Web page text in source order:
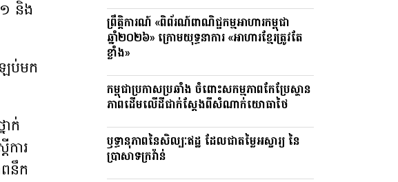
និង​
ឡប់មក​
ក់
ការ​
នឹក
ព្រឹត្តិការណ៍ «ពិព័រណ៍ពាណិជ្ជកម្មអាហារកម្ពុជា
ឆ្នាំ២០២៦» ក្រោមយុទ្ធនាការ «អាហារខ្មែរត្រូវតែ
ខ្លាំង»
កម្ពុជាប្រកាសប្រឆាំង ចំពោះសកម្មភាពកែប្រែស្ថាន
ភាពដើមលើដីជាក់ស្តែងពីសំណាក់យោធាថៃ
ឫទ្ធានុភាពនៃសិល្បៈឥដ្ឋ ដែលជាតម្លៃអស្ចារ្យ នៃ
ប្រាសាទក្រវ៉ាន់